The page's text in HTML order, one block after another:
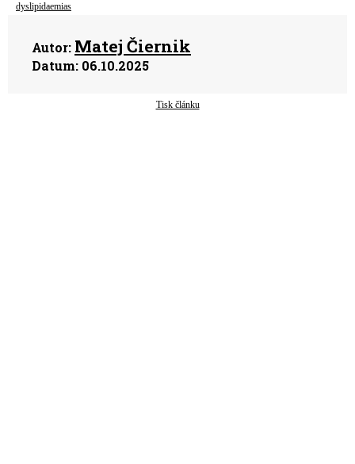
dyslipidaemias
Autor: Matej Čiernik
Datum: 06.10.2025
Tisk článku